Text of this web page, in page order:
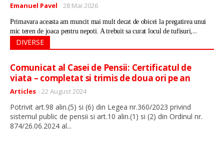
Detalii
Emanuel Pavel 28 Mai 2026
Primavara aceasta am muncit mai mult decat de obicei la pregatirea unui
mic teren de joaca pentru nepoti. A trebuit sa curat locul de tufisuri, ...
DIVERSE
Comunicat al Casei de Pensii: Certificatul de
viata – completat si trimis de doua ori pe an
Detalii
Articles 22 August 2024
Potrivit art.98 alin.(5) si (6) din Legea nr.360/2023 privind
sistemul public de pensii si art.10 alin.(1) si (2) din Ordinul nr.
874/26.06.2024 al...